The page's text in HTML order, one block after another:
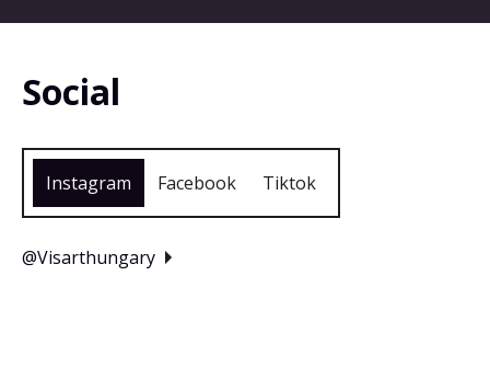
Social
Instagram Facebook Tiktok
@visarthungary